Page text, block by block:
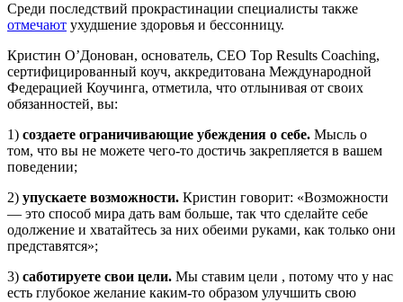
Среди последствий прокрастинации специалисты также
отмечают ухудшение здоровья и бессонницу.
Кристин О’Донован, основатель, СЕО Top Results Coaching,
сертифицированный коуч, аккредитована Международной
Федерацией Коучинга, отметила, что отлынивая от своих
обязанностей, вы:
1) создаете ограничивающие убеждения о себе. Мысль о
том, что вы не можете чего-то достичь закрепляется в вашем
поведении;
2) упускаете возможности. Кристин говорит: «Возможности
— это способ мира дать вам больше, так что сделайте себе
одолжение и хватайтесь за них обеими руками, как только они
представятся»;
3) саботируете свои цели. Мы ставим цели , потому что у нас
есть глубокое желание каким-то образом улучшить свою